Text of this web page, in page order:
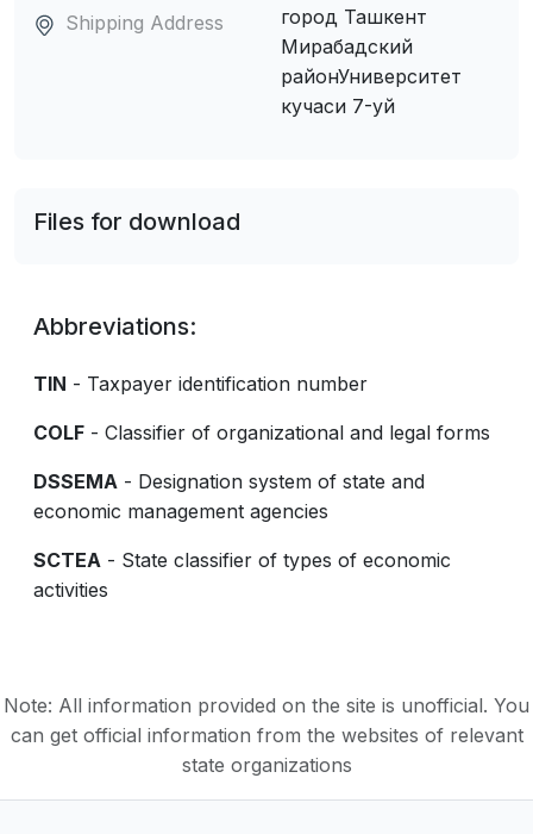
Shipping Address
город Ташкент
Мирабадский
районУниверситет
кучаси 7-уй
Files for download
Abbreviations:
TIN - Taxpayer identification number
COLF - Classifier of organizational and legal forms
DSSEMA - Designation system of state and
economic management agencies
SCTEA - State classifier of types of economic
activities
Note: All information provided on the site is unofficial. You
can get official information from the websites of relevant
state organizations